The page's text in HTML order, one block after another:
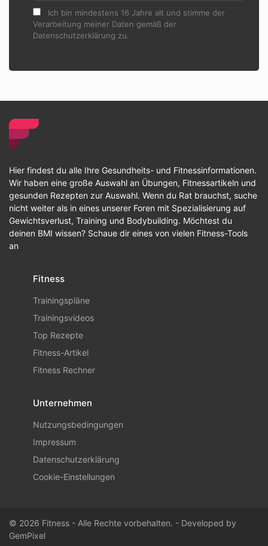
Ich bin mindestens 16 Jahre alt und stimme der
Verarbeitung meiner Daten gemäß der
Datenschutzerklärung zu.
Hier findest du alle Ihre Gesundheits- und Fitnessinformationen.
Wir haben eine große Auswahl an Übungen, Fitnessartikeln und
gesunden Rezepten zur Auswahl. Wenn du Rat brauchst, suche
nicht weiter als in eines unserer Foren mit Spezialisierung auf
Gewichtsverlust, Training und Bodybuilding. Möchtest du
deinen BMI wissen? Schaue dir eines von vielen Fitness-Tools
an
Fitness
Trainingspläne
Trainingsvideos
Top Rezepte
Fitness-Artikel
Fitness Rechner
Unternehmen
Nutzungsbedingungen
Impressum
Datenschutzerklärung
Cookie-Einstellungen
© 2026 Fitness - Alle Rechte vorbehalten. - Developed by
GemPixel